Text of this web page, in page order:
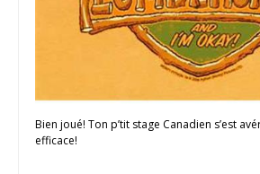
Bien joué! Ton p’tit stage Canadien s’est
efficace!